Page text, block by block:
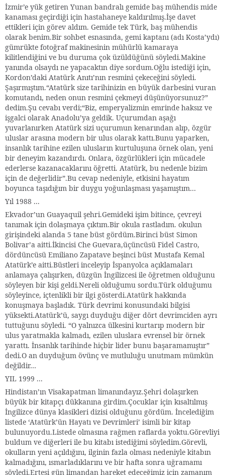
İzmir’e yük getiren Yunan bandralı gemide baş mühendis mide
kanaması geçirdiği için hastahaneye kaldırılmış.İşe davet
ettikleri için görev aldım. Gemide tek Türk, baş mühendis
olarak benim.Bir sohbet esnasında, gemi kaptanı (adı Kosta’ydı)
gümrükte fotoğraf makinesinin mühürlü kamaraya
kilitlendiğini ve bu duruma çok üzüldüğünü söyledi.Makine
yanında olsaydı ne yapacaktın diye sordum.Oğlu istediği için,
Kordon’daki Atatürk Anıtı’nın resmini çekeceğini söyledi.
Şaşırmıştım.“Atatürk size tarihinizin en büyük darbesini vuran
komutandı, neden onun resmini çekmeyi düşünüyorsunuz?”
dedim.Şu cevabı verdi;“Biz, emperyalizmin emrinde haksız ve
işgalci olarak Anadolu’ya geldik. Uçurumdan aşağı
yuvarlanırken Atatürk sizi uçurumun kenarından alıp, özgür
uluslar arasına modern bir ulus olarak kattı.Bunu yaparken,
insanlık tarihine ezilen ulusların kurtuluşuna örnek olan, yeni
bir deneyim kazandırdı. Onlara, özgürlükleri için mücadele
ederlerse kazanacaklarını öğretti. Atatürk, bu nedenle bizim
için de değerlidir”.Bu cevap nedeniyle, etkisini hayatım
boyunca taşıdığım bir duygu yoğunlaşması yaşamıştım…
Yıl 1988 ...
Ekvador’un Guayaquil şehri.Gemideki işim bitince, çevreyi
tanımak için dolaşmaya çıktım.Bir okula rastladım. okulun
girişindeki alanda 5 tane büst gördüm.Birinci büst Simon
Bolivar’a aitti.İkincisi Che Guevara,üçüncüsü Fidel Castro,
dördüncüsü Emiliano Zapatave beşinci büst Mustafa Kemal
Atatürk’e aitti.Büstleri inceleyip İspanyolca açıklamaları
anlamaya çalışırken, düzgün İngilizcesi ile öğretmen olduğunu
söyleyen bir kişi geldi.Nereli olduğumu sordu.Türk olduğumu
söyleyince, içtenlikli bir ilgi gösterdi.Atatürk hakkında
konuşmaya başladık. Türk devrimi konusundaki bilgisi
yüksekti.Atatürk’ü, saygı duyduğu diğer dört devrimciden ayrı
tuttuğunu söyledi. “O yalnızca ülkesini kurtarıp modern bir
ulus yaratmakla kalmadı, ezilen uluslara evrensel bir örnek
yarattı. İnsanlık tarihinde hiçbir lider bunu başaramamıştır”
dedi.O an duyduğum övünç ve mutluluğu unutmam mümkün
değildir…
YIL 1999 ...
Hindistan’ın Visakapatman limanındayız.Şehri dolaşırken
büyük bir kitapçı dükkanına girdim.Çocuklar için kısaltılmış
İngilizce dünya klasikleri dizisi olduğunu gördüm. İncelediğim
listede ‘Atatürk’ün Hayatı ve Devrimleri’ isimli bir kitap
bulunuyordu.Listede olmasına rağmen raflarda yoktu.Görevliyi
buldum ve diğerleri ile bu kitabı istediğimi söyledim.Görevli,
okulların yeni açıldığını, ilginin fazla olması nedeniyle kitabın
kalmadığını, ısmarladıklarını ve bir hafta sonra uğramamı
söyledi.Ertesi gün limandan hareket edeceğimiz için zamanım